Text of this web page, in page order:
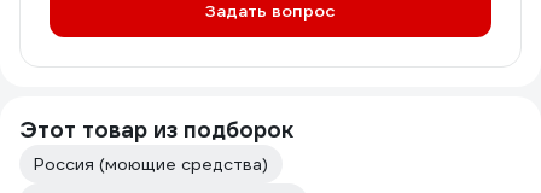
Задать вопрос
Этот товар из подборок
Россия (моющие средства)